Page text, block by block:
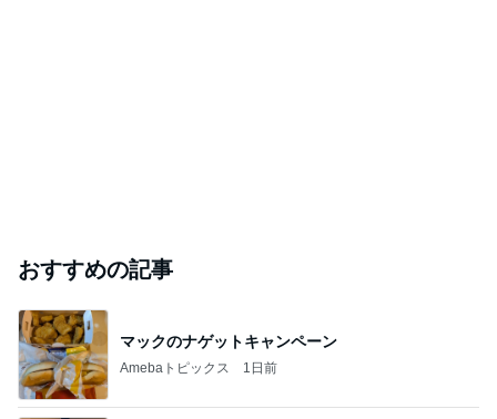
おすすめの記事
マックのナゲットキャンペーン
Amebaトピックス 1日前